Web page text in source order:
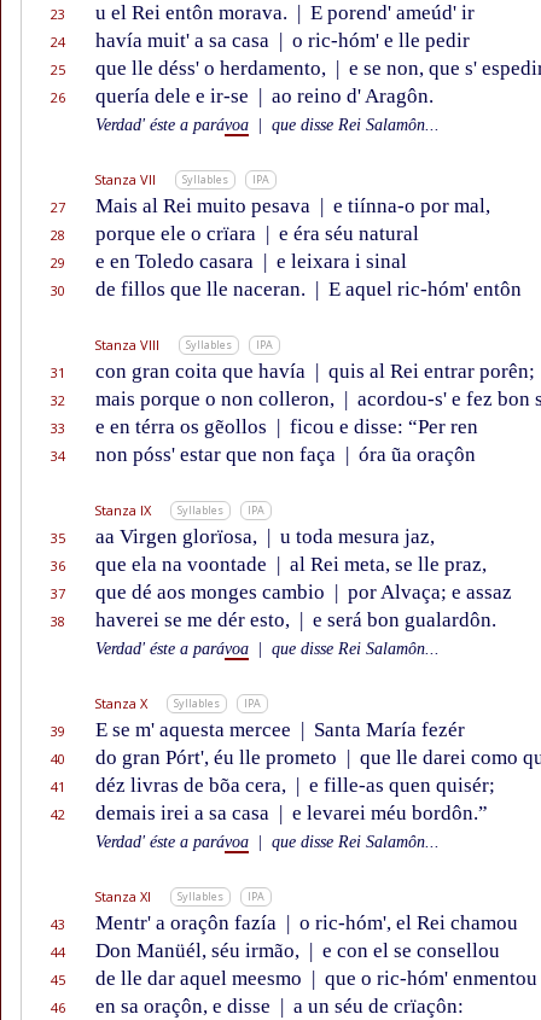
23 u el Rei entôn morava. | E porend' ameúd' ir
24 havía muit' a sa casa | o ric-hóm' e lle pedir
25 que lle déss' o herdamento, | e se non, que s'
26 quería dele e ir-se | ao reino d' Aragôn.
Verdad' éste a parávoa que disse Rei Salamôn...
Stanza VII Syllables IPA
27 Mais al Rei muito pesava | e tiínna-o por mal,
28 porque ele o crïara | e éra séu natural
29 e en Toledo casara | e leixara i sinal
30 de fillos que lle naceran. | E aquel ric-hóm' entôn
Stanza VIII Syllables IPA
31 con gran coita que havía | quis al Rei entrar porên;
32 mais porque o non colleron, | acordou-s' e fez bon
33 e en térra os gẽollos | ficou e disse: “Per ren
34 non póss' estar que non faça | óra ũa oraçôn
Stanza IX Syllables IPA
35 aa Virgen glorïosa, | u toda mesura jaz,
36 que ela na voontade | al Rei meta, se lle praz,
37 que dé aos monges cambio | por Alvaça; e assaz
38 haverei se me dér esto, | e será bon gualardôn.
Verdad' éste a parávoa que disse Rei Salamôn...
Stanza X Syllables IPA
39 E se m' aquesta mercee | Santa María fezér
40 do gran Pórt', éu lle prometo | que lle darei como
41 déz livras de bõa cera, | e fille-as quen quisér;
42 demais irei a sa casa | e levarei méu bordôn.”
Verdad' éste a parávoa que disse Rei Salamôn...
Stanza XI Syllables IPA
43 Mentr' a oraçôn fazía | o ric-hóm', el Rei chamou
44 Don Manüél, séu irmão, | e con el se consellou
45 de lle dar aquel meesmo | que o ric-hóm' enmentou
46 en sa oraçôn, e disse | a un séu de crïaçôn: